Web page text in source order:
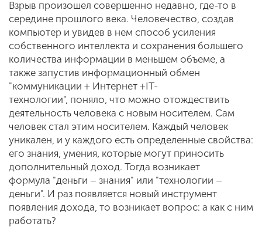
Взрыв произошел совершенно недавно, где-то в
середине прошлого века. Человечество, создав
компьютер и увидев в нем способ усиления
собственного интеллекта и сохранения большего
количества информации в меньшем объеме, а
также запустив информационный обмен
"коммуникации + Интернет +IT-
технологии", поняло, что можно отождествить
деятельность человека с новым носителем. Сам
человек стал этим носителем. Каждый человек
уникален, и у каждого есть определенные свойства:
его знания, умения, которые могут приносить
дополнительный доход. Тогда возникает
формула "деньги – знания" или "технологии –
деньги". И раз появляется новый инструмент
появления дохода, то возникает вопрос: а как с ним
работать?